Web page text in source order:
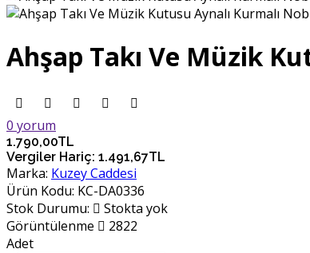
Ahşap Takı Ve Müzik
0 yorum
1.790,00TL
Vergiler Hariç: 1.491,67TL
Marka: Kuzey Caddesi
Ürün Kodu: KC-DA0336
Stok Durumu:
Stokta yok
Görüntülenme
2822
Adet